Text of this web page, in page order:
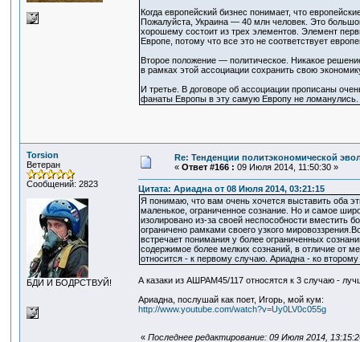
Когда европейский бизнес понимает, что
Пожалуйста, Украина — 40 млн человек. Это
хорошему состоит из трех элементов. Элемент
Европе, потому что все это не соответствует
Второе положение — политическое. Никакое
в рамках этой ассоциации сохранить свою
И третье. В договоре об ассоциации прописаны
фанаты Европы в эту самую Европу не ломанулись.
Torsion
Ветеран
Сообщений: 2823
БДИ И БОДРСТВУЙ!
Re: Тенденции политэкономической
« Ответ #166 : 09 Июля 2014, 11:50:30 »
Цитата: Ариадна от 08 Июля 2014, 03:21:15
Я понимаю, что вам очень хочется выставить оба
маленькое, ограниченное сознание. Но и самое
изолировано из-за своей неспособности вместить
ограничено рамками своего узкого
встречает понимания у более ограниченных
содержимое более мелких сознаний, в отличие от
относится - к первому случаю. Ариадна - ко второму
А казаки из АШРАМ45/117 относятся к 3 случаю -
Ариадна, послушай как поет, Игорь, мой кум:
http://www.youtube.com/watch?v=Uy0LV0c055g
« Последнее редактирование: 09 Июля 2014,